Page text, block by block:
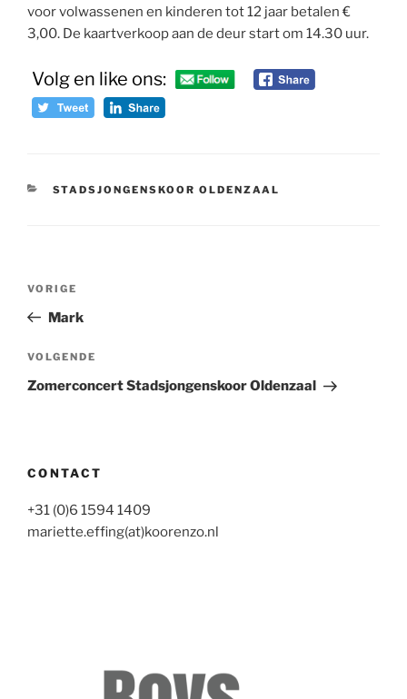
voor volwassenen en kinderen tot 12 jaar betalen €
3,00. De kaartverkoop aan de deur start om 14.30 uur.
Volg en like ons:
CATEGORIEËN
STADSJONGENSKOOR OLDENZAAL
Vorig
bericht
VORIGE
Mark
Volgend
bericht
VOLGENDE
Zomerconcert Stadsjongenskoor Oldenzaal
CONTACT
+31 (0)6 1594 1409
mariette.effing(at)koorenzo.nl